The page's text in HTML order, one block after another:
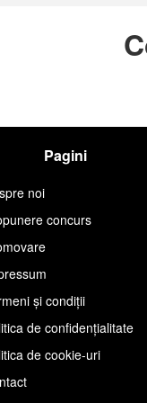
Pagini
noi
concurs
și condiții
de confidențialitate
de cookie-uri